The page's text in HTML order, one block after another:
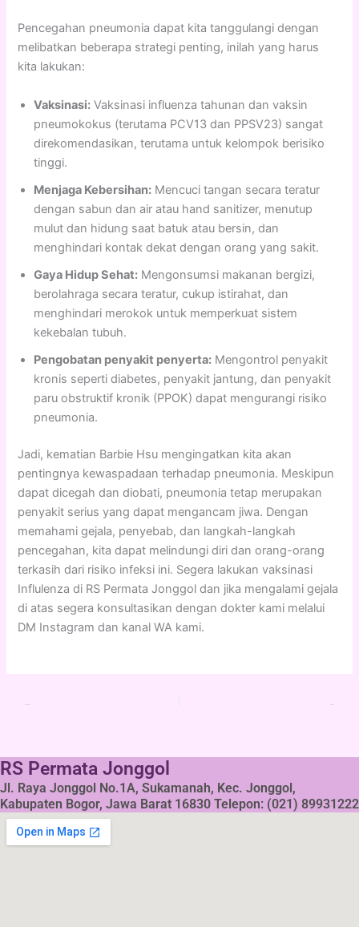
Pencegahan pneumonia dapat kita tanggulangi dengan
melibatkan beberapa strategi penting, inilah yang harus
kita lakukan:
Vaksinasi: Vaksinasi influenza tahunan dan vaksin
pneumokokus (terutama PCV13 dan PPSV23) sangat
direkomendasikan, terutama untuk kelompok berisiko
tinggi.
Menjaga Kebersihan: Mencuci tangan secara teratur
dengan sabun dan air atau hand sanitizer, menutup
mulut dan hidung saat batuk atau bersin, dan
menghindari kontak dekat dengan orang yang sakit.
Gaya Hidup Sehat: Mengonsumsi makanan bergizi,
berolahraga secara teratur, cukup istirahat, dan
menghindari merokok untuk memperkuat sistem
kekebalan tubuh.
Pengobatan penyakit penyerta: Mengontrol penyakit
kronis seperti diabetes, penyakit jantung, dan penyakit
paru obstruktif kronik (PPOK) dapat mengurangi risiko
pneumonia.
Jadi, kematian Barbie Hsu mengingatkan kita akan
pentingnya kewaspadaan terhadap pneumonia. Meskipun
dapat dicegah dan diobati, pneumonia tetap merupakan
penyakit serius yang dapat mengancam jiwa. Dengan
memahami gejala, penyebab, dan langkah-langkah
pencegahan, kita dapat melindungi diri dan orang-orang
terkasih dari risiko infeksi ini. Segera lakukan vaksinasi
Influlenza di RS Permata Jonggol dan jika mengalami gejala
di atas segera konsultasikan dengan dokter kami melalui
DM Instagram dan kanal WA kami.
RS Permata Jonggol
Jl. Raya Jonggol No.1A, Sukamanah, Kec. Jonggol,
Kabupaten Bogor, Jawa Barat 16830 Telepon: (021) 89931222